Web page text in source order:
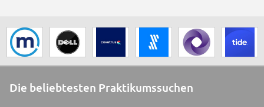
Die beliebtesten Praktikumssuchen